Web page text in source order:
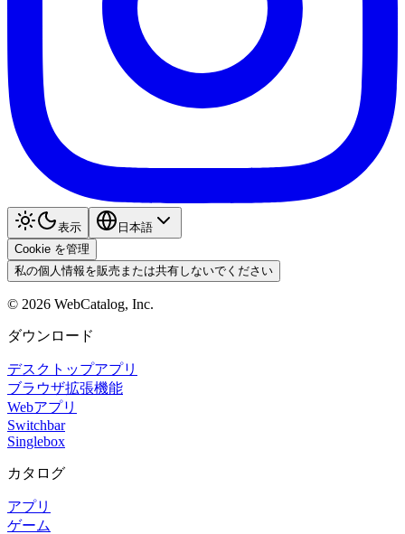
表示
日本語
Cookie を管理
私の個人情報を販売または共有しないでください
© 2026 WebCatalog, Inc.
ダウンロード
デスクトップアプリ
ブラウザ拡張機能
Webアプリ
Switchbar
Singlebox
カタログ
アプリ
ゲーム